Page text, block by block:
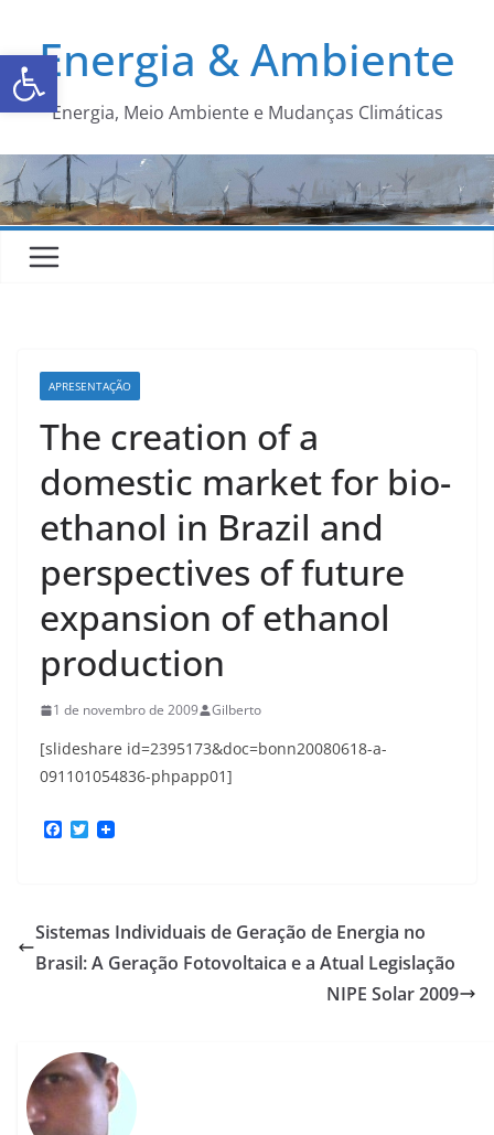
Abrir a barra de ferramentas
Energia & Ambiente
Energia, Meio Ambiente e Mudanças Climáticas
APRESENTAÇÃO
The creation of a
domestic market for bio-
ethanol in Brazil and
perspectives of future
expansion of ethanol
production
1 de novembro de 2009 Gilberto
[slideshare id=2395173&doc=bonn20080618-a-
091101054836-phpapp01]
o
T
r
Sistemas Individuais de Geração de Energia no
Brasil: A Geração Fotovoltaica e a Atual Legislação
NIPE Solar 2009